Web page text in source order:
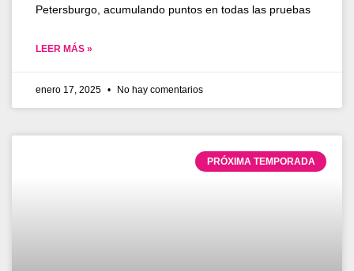
Petersburgo, acumulando puntos en todas las pruebas
LEER MÁS »
enero 17, 2025 No hay comentarios
PRÓXIMA TEMPORADA